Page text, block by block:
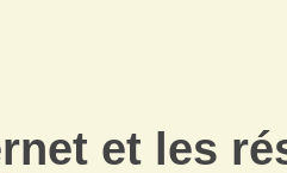
et les